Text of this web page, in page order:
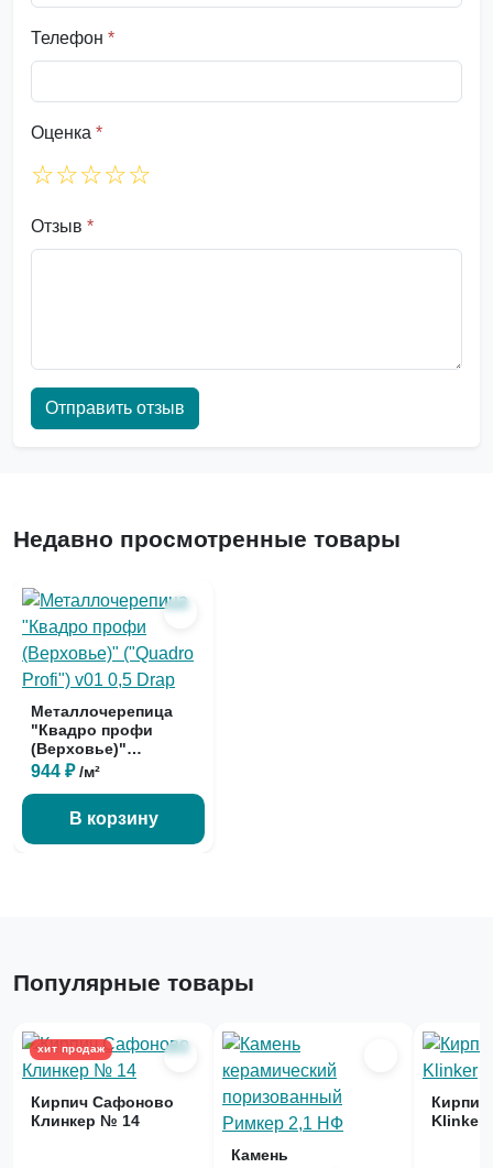
Телефон *
Оценка *
☆☆☆☆☆
Отзыв *
Отправить отзыв
Недавно просмотренные товары
Металлочерепица
"Квадро профи
(Верховье)"
("Quadro Profi") v...
944 ₽/м²
В корзину
Популярные товары
Кирпич Сафоново
Клинкер № 14
хит продаж
Камень
Кирпич
Klinker